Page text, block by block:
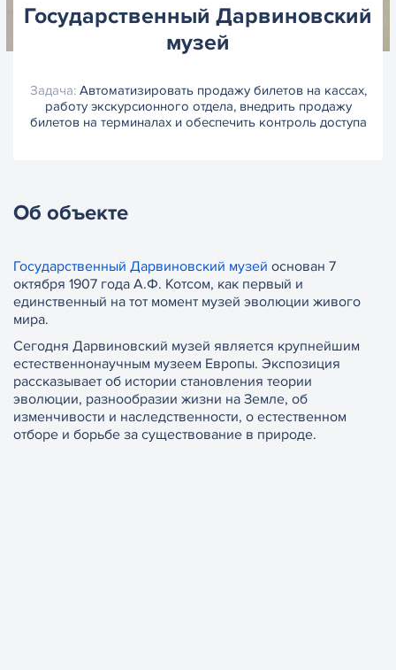
Государственный Дарвиновский
музей
Задача:Автоматизировать продажу билетов на кассах,
работу экскурсионного отдела, внедрить продажу
билетов на терминалах и обеспечить контроль доступа
Об объекте
Государственный Дарвиновский музей основан 7
октября 1907 года А.Ф. Котсом, как первый и
единственный на тот момент музей эволюции живого
мира.
Сегодня Дарвиновский музей является крупнейшим
естественнонаучным музеем Европы. Экспозиция
рассказывает об истории становления теории
эволюции, разнообразии жизни на Земле, об
изменчивости и наследственности, о естественном
отборе и борьбе за существование в природе.